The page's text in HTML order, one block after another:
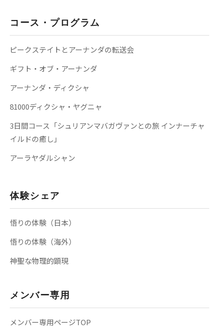
コース・プログラム
ピークステイトとアーナンダの転送会
ギフト・オブ・アーナンダ
アーナンダ・ディクシャ
81000ディクシャ・ヤグニャ
3日間コース「シュリアンマバガヴァンとの旅 インナーチャ
イルドの癒し」
アーラヤダルシャン
体験シェア
悟りの体験（日本）
悟りの体験（海外）
神聖な物理的顕現
メンバー専用
メンバー専用ページTOP